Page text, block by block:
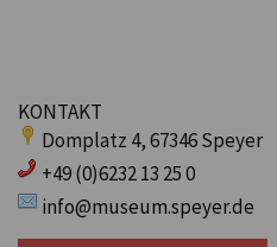
KONTAKT
Domplatz 4, 67346 Speyer
+49 (0)6232 13 25 0
info@museum.speyer.de